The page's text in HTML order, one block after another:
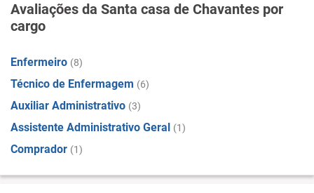
Avaliações da Santa casa de Chavantes por
cargo
Enfermeiro (8)
Técnico de Enfermagem (6)
Auxiliar Administrativo (3)
Assistente Administrativo Geral (1)
Comprador (1)